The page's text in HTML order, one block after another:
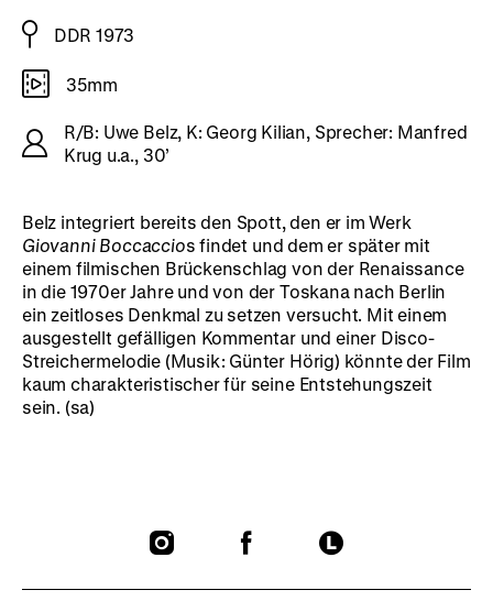
DDR 1973
35mm
R/B: Uwe Belz, K: Georg Kilian, Sprecher: Manfred
Krug u.a., 30’
Belz integriert bereits den Spott, den er im Werk
Giovanni Boccaccios findet und dem er später mit
einem filmischen Brückenschlag von der Renaissance
in die 1970er Jahre und von der Toskana nach Berlin
ein zeitloses Denkmal zu setzen versucht. Mit einem
ausgestellt gefälligen Kommentar und einer Disco-
Streichermelodie (Musik: Günter Hörig) könnte der Film
kaum charakteristischer für seine Entstehungszeit
sein. (sa)
To
To
To